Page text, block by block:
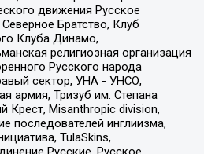
движения Русское
Братство, Клуб
Клуба Динамо,
религиозная организация
Русского народа
сектор, УНА - УНСО,
армия, Тризуб им. Степана
Крест, Misanthropic division,
последователей инглиизма,
TulaSkins,